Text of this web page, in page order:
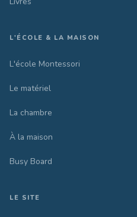
L'ÉCOLE & LA MAISON
L'école Montessori
Le matériel
La chambre
À la maison
Busy Board
LE SITE